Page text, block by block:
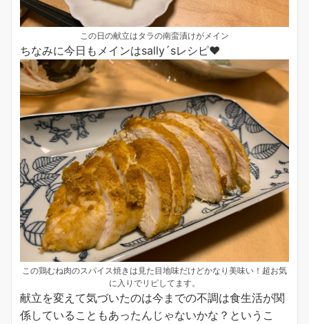
この日の献立はタラの南蛮漬けがメイン
ちなみに今日もメインはsally´sレシピ♥
この鶏むね肉のスパイス焼きは見た目地味だけどかなり美味い！超お気
に入りでリピしてます。
献立を変えて気づいたのは今までの不調は食生活が関
係していることもあったんじゃないかな？というこ